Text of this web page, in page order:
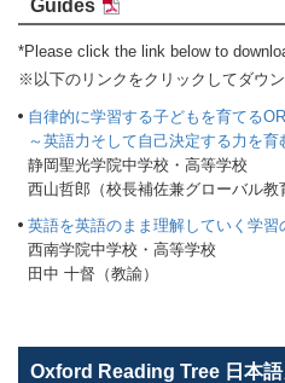
Guides
*Please click the link below to
※以下のリンクをクリックしてダウ
自律的に学習する子どもを育てる
～英語力そして自己決定する力を育
静岡聖光学院中学校・高等学校
西山哲郎（校長補佐兼グローバル教
英語を英語のまま理解していく学習
西南学院中学校・高等学校
田中 十督（教諭）
Oxford Reading Tree 日本